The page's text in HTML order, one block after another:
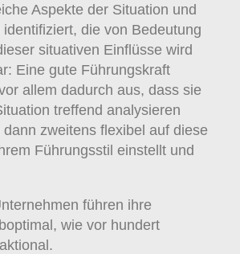
Aspekte der Situation und
die von Bedeutung
situativen Einflüsse wird
Eine gute Führungskraft
allem dadurch aus, dass sie
treffend analysieren
zweitens flexibel auf diese
Führungsstil einstellt und
führen ihre
wie vor hundert